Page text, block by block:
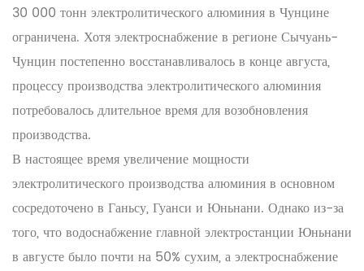
30 000 тонн электролитического алюминия в Чунцине
ограничена. Хотя электроснабжение в регионе Сычуань-
Чунцин постепенно восстанавливалось в конце августа,
процессу производства электролитического алюминия
потребовалось длительное время для возобновления
производства.
В настоящее время увеличение мощности
электролитического производства алюминия в основном
сосредоточено в Ганьсу, Гуанси и Юньнани. Однако из-за
того, что водоснабжение главной электростанции Юньнани
в августе было почти на 50% сухим, а электроснабжение